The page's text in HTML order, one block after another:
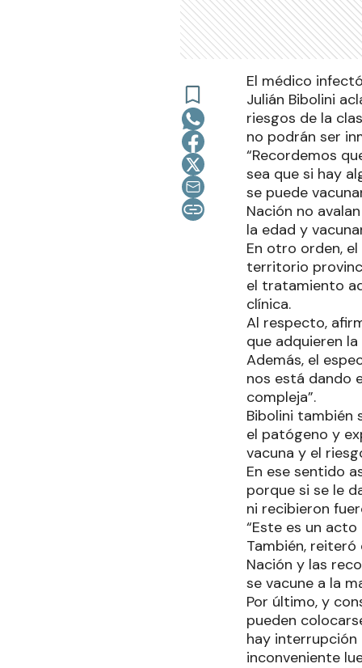
El médico
Julián Bibolini
riesgos de la
no podrán ser
“Recordemos
sea que si hay
se puede
Nación no
la edad y
En otro orden,
territorio
el tratamiento
clínica.
Al respecto,
que adquieren
Además, el
nos está dando
compleja”.
Bibolini también
el patógeno y
vacuna y el
En ese sentido
porque si se le
ni recibieron
“Este es un
También,
Nación y las
se vacune a la
Por último, y
pueden
hay interrupción
inconveniente